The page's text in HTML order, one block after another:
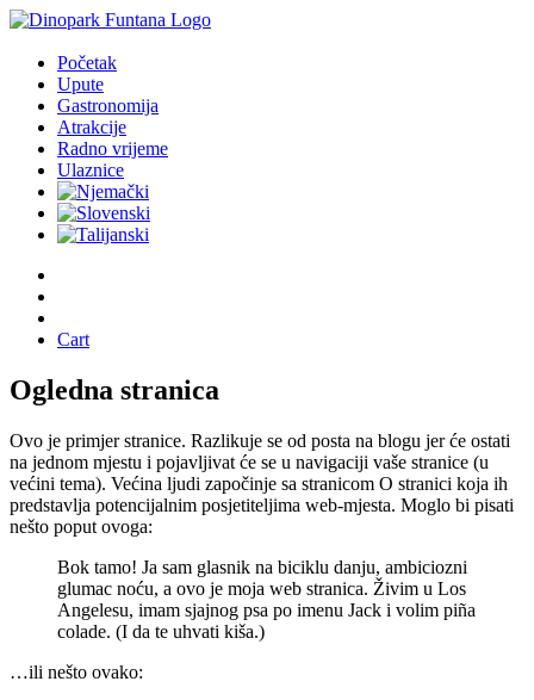
Početak
Upute
Gastronomija
Atrakcije
Radno vrijeme
Ulaznice
Cart
Ogledna stranica
Ovo je primjer stranice. Razlikuje se od posta na blogu jer će ostati
na jednom mjestu i pojavljivat će se u navigaciji vaše stranice (u
većini tema). Većina ljudi započinje sa stranicom O stranici koja ih
predstavlja potencijalnim posjetiteljima web-mjesta. Moglo bi pisati
nešto poput ovoga:
Bok tamo! Ja sam glasnik na biciklu danju, ambiciozni
glumac noću, a ovo je moja web stranica. Živim u Los
Angelesu, imam sjajnog psa po imenu Jack i volim piña
colade. (I da te uhvati kiša.)
…ili nešto ovako: